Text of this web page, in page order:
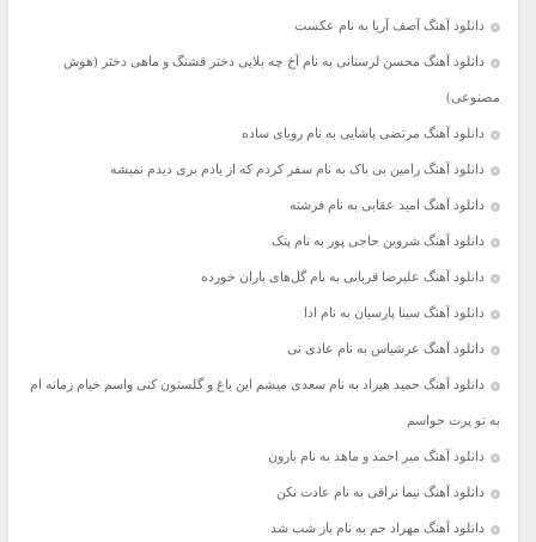
دانلود آهنگ آصف آریا به نام عکست
دانلود آهنگ محسن لرستانی به نام آخ چه بلایی دختر قشنگ و ماهی دختر (هوش
مصنوعی)
دانلود آهنگ مرتضی پاشایی به نام رویای ساده
دانلود آهنگ رامین بی باک به نام سفر کردم که از یادم بری دیدم نمیشه
دانلود آهنگ امید عقابی به نام فرشته
دانلود آهنگ شروین حاجی پور به نام پتک
دانلود آهنگ علیرضا قربانی به نام گل‌های باران خورده
دانلود آهنگ سینا پارسیان به نام ادا
دانلود آهنگ عرشیاس به نام عادی نی
دانلود آهنگ حمید هیراد به نام سعدی میشم این باغ و گلستون کنی واسم خیام زمانه ام
به تو پرت حواسم
دانلود آهنگ میر احمد و ماهد به نام بارون
دانلود آهنگ نیما نراقی به نام عادت نکن
دانلود آهنگ مهراد جم به نام باز شب شد